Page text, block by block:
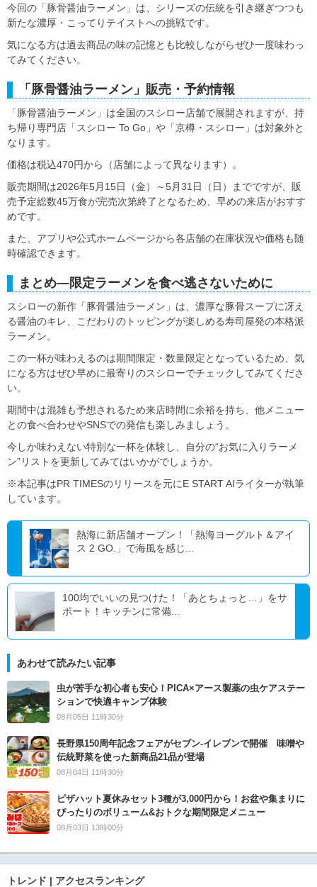
今回の「豚骨醤油ラーメン」は、シリーズの伝統を引き継ぎつつも
新たな濃厚・こってりテイストへの挑戦です。
気になる方は過去商品の味の記憶とも比較しながらぜひ一度味わっ
てみてください。
「豚骨醤油ラーメン」販売・予約情報
「豚骨醤油ラーメン」は全国のスシロー店舗で展開されますが、持
ち帰り専門店「スシロー To Go」や「京樽・スシロー」は対象外と
なります。
価格は税込470円から（店舗によって異なります）。
販売期間は2026年5月15日（金）～5月31日（日）までですが、販
売予定総数45万食が完売次第終了となるため、早めの来店がおすす
めです。
また、アプリや公式ホームページから各店舗の在庫状況や価格も随
時確認できます。
まとめ―限定ラーメンを食べ逃さないために
スシローの新作「豚骨醤油ラーメン」は、濃厚な豚骨スープに冴え
る醤油のキレ、こだわりのトッピングが楽しめる寿司屋発の本格派
ラーメン。
この一杯が味わえるのは期間限定・数量限定となっているため、気
になる方はぜひ早めに最寄りのスシローでチェックしてみてくださ
い。
期間中は混雑も予想されるため来店時間に余裕を持ち、他メニュー
との食べ合わせやSNSでの発信も楽しみましょう。
今しか味わえない特別な一杯を体験し、自分の“お気に入りラーメ
ン”リストを更新してみてはいかがでしょうか。
※本記事はPR TIMESのリリースを元にE START AIライターが執筆
しています。
熱海に新店舗オープン！「熱海ヨーグルト＆アイ
ス 2 GO.」で海風を感じ...
100均でいいの見つけた！「あとちょっと…」をサ
ポート！キッチンに常備...
あわせて読みたい記事
虫が苦手な初心者も安心！PICA×アース製薬の虫ケアステー
ションで快適キャンプ体験
08月05日 11時30分
長野県150周年記念フェアがセブン-イレブンで開催 味噌や
伝統野菜を使った新商品21品が登場
08月04日 11時30分
ピザハット夏休みセット3種が3,000円から！お盆や集まりに
ぴったりのボリューム&おトクな期間限定メニュー
08月03日 13時00分
トレンド | アクセスランキング